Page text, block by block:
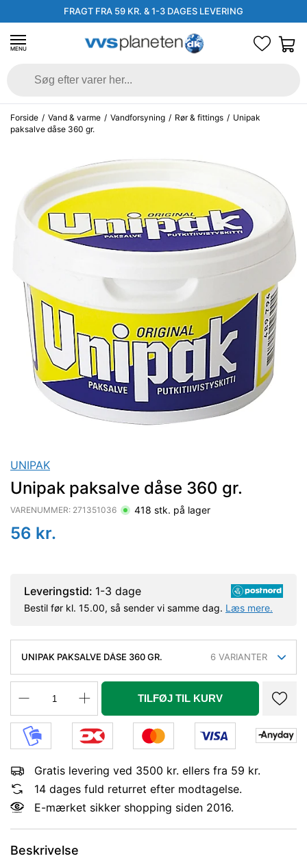
FRAGT FRA 59 KR. & 1-3 DAGES LEVERING
MENU
Forside / Vand & varme / Vandforsyning / Rør & fittings / Unipak
paksalve dåse 360 gr.
UNIPAK
Unipak paksalve dåse 360 gr.
VARENUMMER: 271351036 418 stk. på lager
56 kr.
Leveringstid: 1-3 dage
Bestil før kl. 15.00, så sender vi samme dag. Læs mere.
UNIPAK PAKSALVE DÅSE 360 GR. 6 VARIANTER
TILFØJ TIL KURV
Gratis levering ved 3500 kr. ellers fra 59 kr.
14 dages fuld returret efter modtagelse.
E-mærket sikker shopping siden 2016.
Beskrivelse